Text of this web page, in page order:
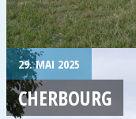
29. MAI 2025
CHERBOURG